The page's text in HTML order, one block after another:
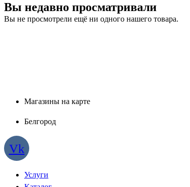
Вы недавно просматривали
Вы не просмотрели ещё ни одного нашего товара.
Магазины на карте
Белгород
Vk
Услуги